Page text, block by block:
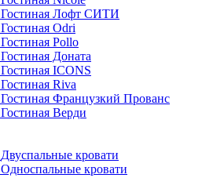
Гостиная Лофт СИТИ
Гостиная Odri
Гостиная Pollo
Гостиная Доната
Гостиная ICONS
Гостиная Riva
Гостиная Французкий Прованс
Гостиная Верди
Двуспальные кровати
Односпальные кровати